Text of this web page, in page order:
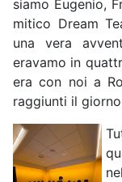
siamo Eugenio,
mitico Dream
una vera
eravamo in
era con noi a
raggiunti il